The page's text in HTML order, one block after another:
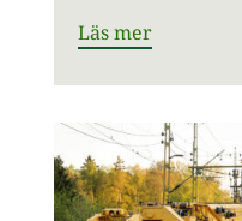
Läs mer